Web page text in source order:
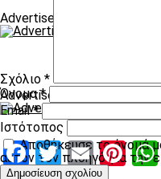
Advertisement
Advertisement
Facebook
Twitter
Email
Σχόλιο *
Όνομα*
Email*
Ιστότοπος
Αποθήκευσε το όνομά
αυτόν τον πλοηγό για την